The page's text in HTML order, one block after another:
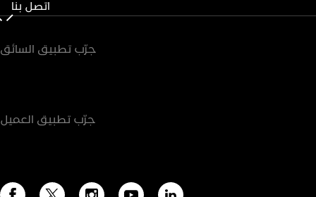
اتصل بنا
جرّب تطبيق السائق
جرّب تطبيق العميل